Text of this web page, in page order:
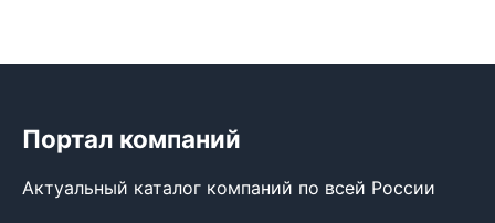
Портал компаний
Актуальный каталог компаний по всей России